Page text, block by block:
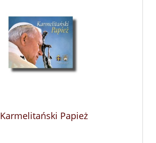
Karmelitański Papież